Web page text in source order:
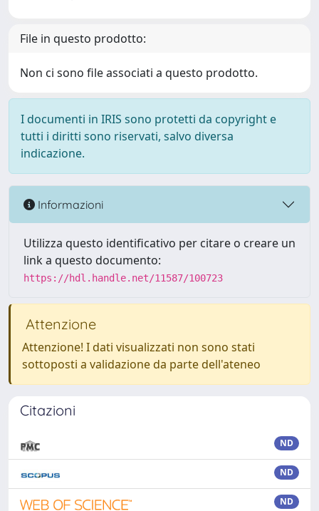
File in questo prodotto:
Non ci sono file associati a questo prodotto.
I documenti in IRIS sono protetti da copyright e
tutti i diritti sono riservati, salvo diversa
indicazione.
Informazioni
Utilizza questo identificativo per citare o creare un
link a questo documento:
https://hdl.handle.net/11587/100723
Attenzione
Attenzione! I dati visualizzati non sono stati
sottoposti a validazione da parte dell'ateneo
Citazioni
ND
ND
ND